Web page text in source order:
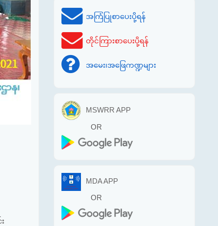
အကြံပြုစာပေးပို့ရန်
တိုင်ကြားစာပေးပို့ရန်
အမေး၊အဖြေကဏ္ဍများ
MSWRR APP
OR
MDA APP
OR